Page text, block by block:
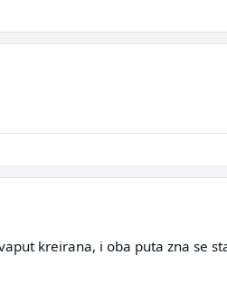
kreirana, i oba puta zna se